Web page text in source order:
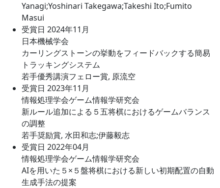
Yanagi;Yoshinari Takegawa;Takeshi Ito;Fumito
Masui
受賞日 2024年11月
日本機械学会
カーリングストーンの挙動をフィードバックする簡易
トラッキングシステム
若手優秀講演フェロー賞, 原流空
受賞日 2023年11月
情報処理学会ゲーム情報学研究会
新ルール追加による５五将棋におけるゲームバランス
の調整
若手奨励賞, 水田和志;伊藤毅志
受賞日 2022年04月
情報処理学会ゲーム情報学研究会
AIを用いた５×５盤将棋における新しい初期配置の自動
生成手法の提案